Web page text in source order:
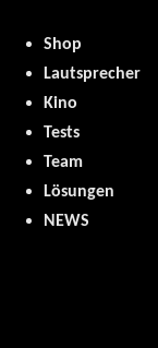
Shop
Lautsprecher
Kino
Tests
Team
Lösungen
NEWS